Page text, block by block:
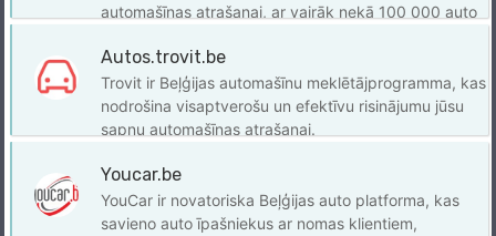
automašīnas atrašanai, ar vairāk nekā 100 000 auto
Autos.trovit.be
Trovit ir Beļģijas automašīnu meklētājprogramma, kas
nodrošina visaptverošu un efektīvu risinājumu jūsu
sapņu automašīnas atrašanai.
Youcar.be
YouCar ir novatoriska Beļģijas auto platforma, kas
savieno auto īpašniekus ar nomas klientiem,